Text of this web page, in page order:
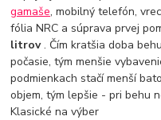
gamaše, mobilný telefón,
fólia NRC a súprava prvej
litrov. Čím kratšia doba
počasie, tým menšie
podmienkach stačí menší
objem, tým lepšie - pri behu
Klasické na výber